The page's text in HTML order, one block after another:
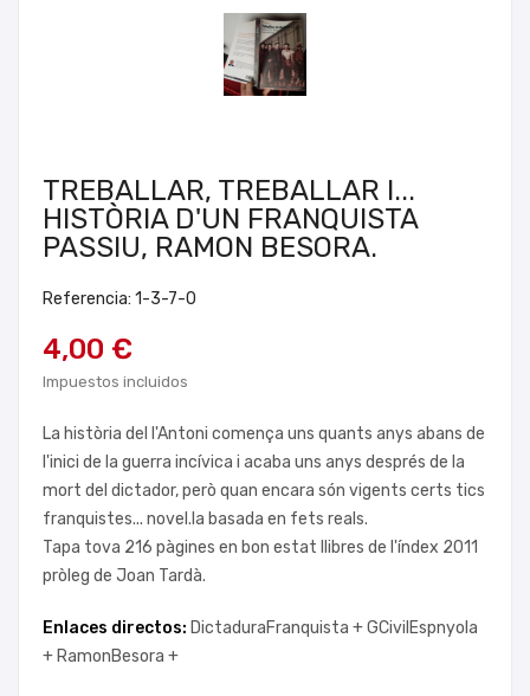
TREBALLAR, TREBALLAR I...
HISTÒRIA D'UN FRANQUISTA
PASSIU, RAMON BESORA.
Referencia: 1-3-7-0
4,00 €
Impuestos incluidos
La història del l'Antoni comença uns quants anys abans de
l'inici de la guerra incívica i acaba uns anys després de la
mort del dictador, però quan encara són vigents certs tics
franquistes... novel.la basada en fets reals.
Tapa tova 216 pàgines en bon estat llibres de l'índex 2011
pròleg de Joan Tardà.
Enlaces directos: DictaduraFranquista +GCivilEspnyola
+ RamonBesora +